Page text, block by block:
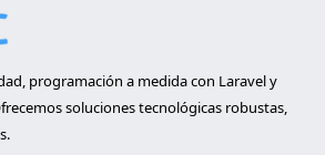
programación a medida con Laravel y
soluciones tecnológicas robustas,